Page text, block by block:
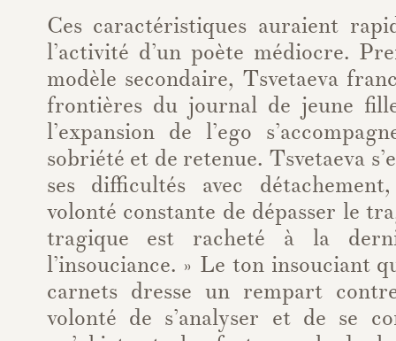
Ces caractéristiques auraient
l’activité d’un poète médiocre.
modèle secondaire, Tsvetaeva
frontières du journal de jeune
l’expansion de l’ego
sobriété et de retenue. Tsvetaeva
ses difficultés avec
volonté constante de dépasser le
tragique est racheté à la
l’insouciance. » Le ton insouciant
carnets dresse un rempart
volonté de s’analyser et de se